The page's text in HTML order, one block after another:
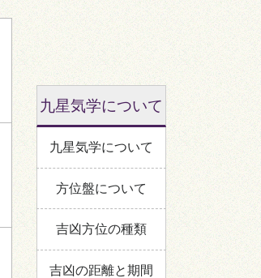
九星気学について
九星気学について
方位盤について
吉凶方位の種類
吉凶の距離と期間